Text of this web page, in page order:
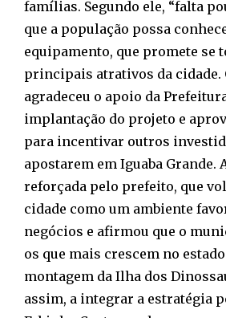
famílias. Segundo ele, “falta
que a população possa
equipamento, que promete se
principais atrativos da cidade.
agradeceu o apoio da
implantação do projeto e
para incentivar outros
apostarem em Iguaba Grande.
reforçada pelo prefeito, que
cidade como um ambiente
negócios e afirmou que o
os que mais crescem no
montagem da Ilha dos
assim, a integrar a estratégia